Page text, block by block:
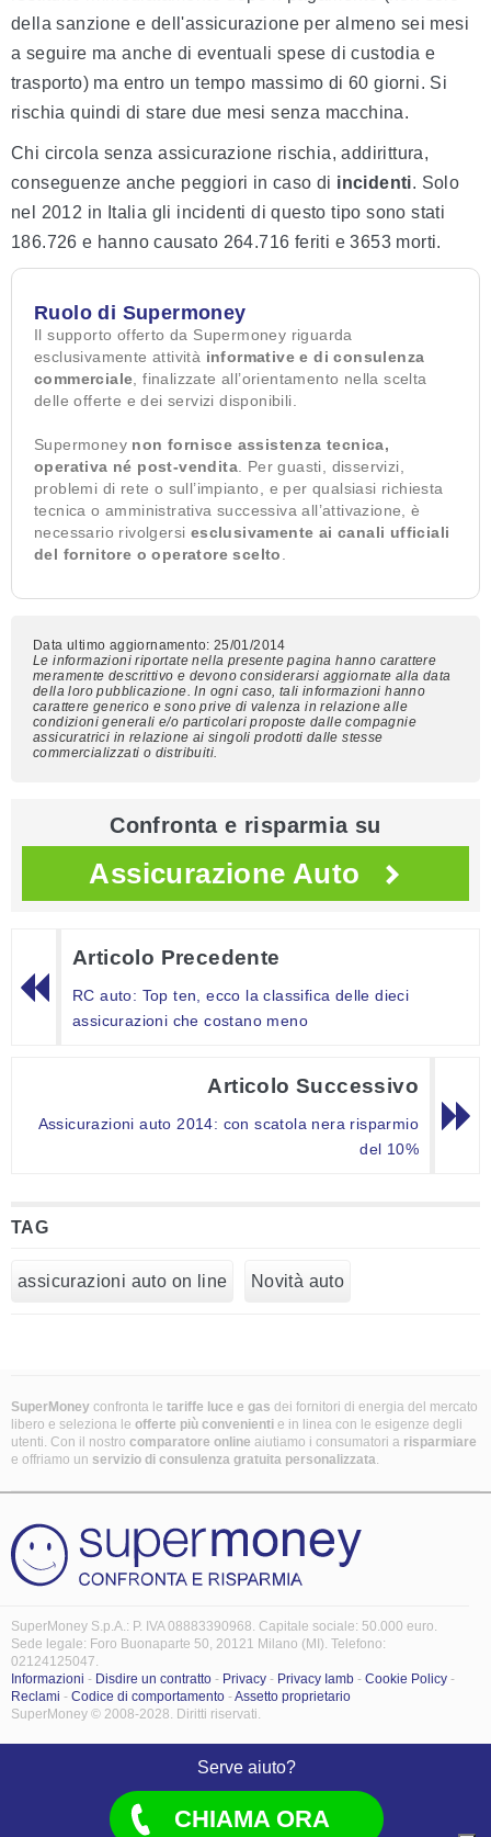
della sanzione e dell'assicurazione per almeno sei mesi
a seguire ma anche di eventuali spese di custodia e
trasporto) ma entro un tempo massimo di 60 giorni. Si
rischia quindi di stare due mesi senza macchina.
Chi circola senza assicurazione rischia, addirittura,
conseguenze anche peggiori in caso di incidenti. Solo
nel 2012 in Italia gli incidenti di questo tipo sono stati
186.726 e hanno causato 264.716 feriti e 3653 morti.
Ruolo di Supermoney
Il supporto offerto da Supermoney riguarda
esclusivamente attività informative e di consulenza
commerciale, finalizzate all’orientamento nella scelta
delle offerte e dei servizi disponibili.
Supermoney non fornisce assistenza tecnica,
operativa né post-vendita. Per guasti, disservizi,
problemi di rete o sull’impianto, e per qualsiasi richiesta
tecnica o amministrativa successiva all’attivazione, è
necessario rivolgersi esclusivamente ai canali ufficiali
del fornitore o operatore scelto.
Data ultimo aggiornamento: 25/01/2014
Le informazioni riportate nella presente pagina hanno carattere
meramente descrittivo e devono considerarsi aggiornate alla data
della loro pubblicazione. In ogni caso, tali informazioni hanno
carattere generico e sono prive di valenza in relazione alle
condizioni generali e/o particolari proposte dalle compagnie
assicuratrici in relazione ai singoli prodotti dalle stesse
commercializzati o distribuiti.
Confronta e risparmia su
Assicurazione Auto
Articolo Precedente
RC auto: Top ten, ecco la classifica delle dieci
assicurazioni che costano meno
Articolo Successivo
Assicurazioni auto 2014: con scatola nera risparmio
del 10%
TAG
assicurazioni auto on line Novità auto
SuperMoney confronta le tariffe luce e gas dei fornitori di energia del mercato
libero e seleziona le offerte più convenienti e in linea con le esigenze degli
utenti. Con il nostro comparatore online aiutiamo i consumatori a risparmiare
e offriamo un servizio di consulenza gratuita personalizzata.
SuperMoney S.p.A.: P. IVA 08883390968. Capitale sociale: 50.000 euro.
Sede legale: Foro Buonaparte 50, 20121 Milano (MI). Telefono:
02124125047.
Informazioni - Disdire un contratto - Privacy - Privacy Iamb - Cookie Policy -
Reclami - Codice di comportamento -Assetto proprietario
SuperMoney © 2008-2028. Diritti riservati.
Serve aiuto?
CHIAMA ORA